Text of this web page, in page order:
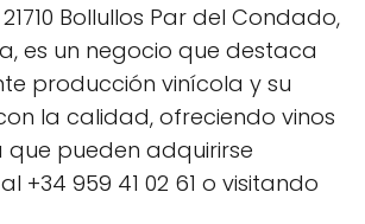
21710 Bollullos Par del Condado,
es un negocio que destaca
producción vinícola y su
la calidad, ofreciendo vinos
pueden adquirirse
+34 959 41 02 61 o visitando